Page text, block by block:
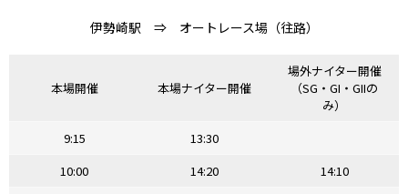
伊勢崎駅 ⇒ オートレース場（往路）
本場開催 本場ナイター開催
場外ナイター開催
（SG・GI・GIIの
み）
9:15
13:30
10:00
14:20
14:10